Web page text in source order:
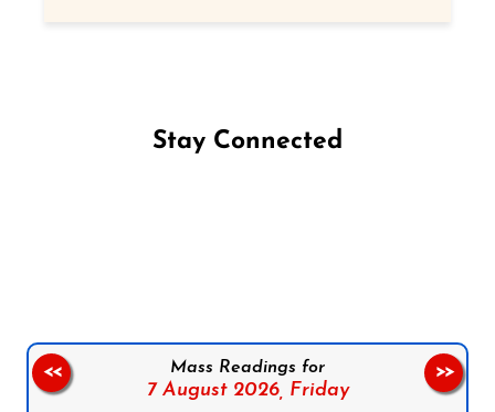
Stay Connected
Mass Readings for
7 August 2026, Friday
<< >>